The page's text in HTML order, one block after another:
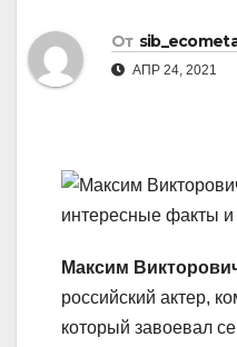
От
АПР 24, 2021
Максим
российский актер,
который завоевал